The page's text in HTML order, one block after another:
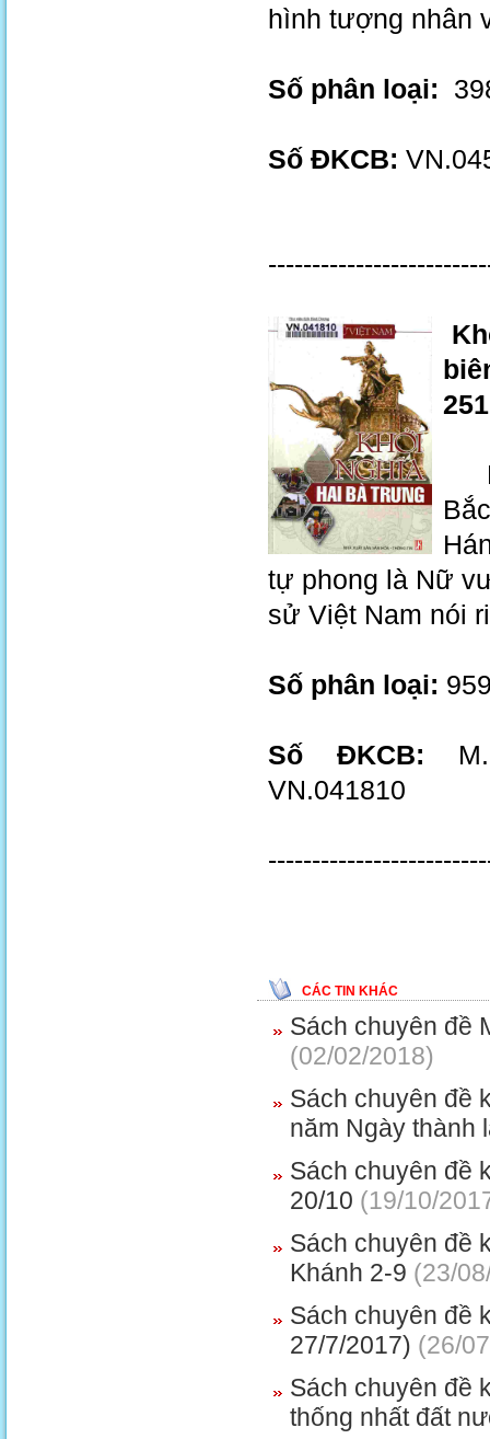
hình tượng nhân
Số phân loại:
Số ĐKCB:
tự phong là Nữ
sử Việt Nam nói
Số phân loại:
Số ĐKCB:
VN.041810
CÁC TIN KHÁC
Sách chuyên đề
(02/02/2018)
Sách chuyên đề
năm Ngày thành
Sách chuyên đề
20/10 (19/10/
Sách chuyên đề
Khánh 2-9 (23/
Sách chuyên đề
27/7/2017) (26/
Sách chuyên đề
thống nhất đất